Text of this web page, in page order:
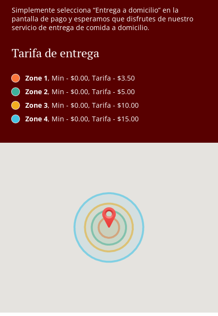
Simplemente selecciona “Entrega a domicilio” en la
pantalla de pago y esperamos que disfrutes de nuestro
servicio de entrega de comida a domicilio.
Tarifa de entrega
Zone 1, Min - $0.00, Tarifa - $3.50
Zone 2, Min - $0.00, Tarifa - $5.00
Zone 3, Min - $0.00, Tarifa - $10.00
Zone 4, Min - $0.00, Tarifa - $15.00